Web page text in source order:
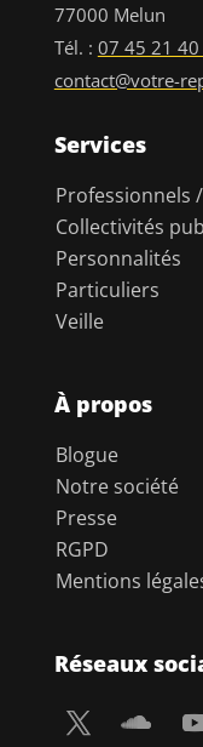
77000 Melun
Tél. : 07 45 21 40
contact@votre-
Services
Professionnels
Collectivités
Personnalités
Particuliers
Veille
À propos
Blogue
Notre société
Presse
RGPD
Mentions
Réseaux